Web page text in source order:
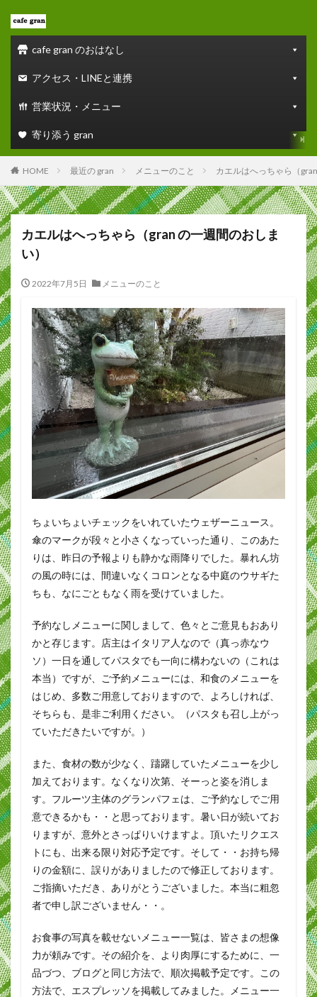
cafe gran のおはなし
アクセス・LINEと連携
営業状況・メニュー
寄り添う gran
HOME 最近の gran メニューのこと カエルはへっちゃら（
カエルはへっちゃら（gran の一週間のおしま
い）
2022年7月5日 メニューのこと
ちょいちょいチェックをいれていたウェザーニュース。
傘のマークが段々と小さくなっていった通り、このあた
りは、昨日の予報よりも静かな雨降りでした。暴れん坊
の風の時には、間違いなくコロンとなる中庭のウサギた
ちも、なにごともなく雨を受けていました。
予約なしメニューに関しまして、色々とご意見もおあり
かと存じます。店主はイタリア人なので（真っ赤なウ
ソ）一日を通してパスタでも一向に構わないの（これは
本当）ですが、ご予約メニューには、和食のメニューを
はじめ、多数ご用意しておりますので、よろしければ、
そちらも、是非ご利用ください。（パスタも召し上がっ
ていただきたいですが。）
また、食材の数が少なく、躊躇していたメニューを少し
加えております。なくなり次第、そーっと姿を消しま
す。フルーツ主体のグランパフェは、ご予約なしでご用
意できるかも・・と思っております。暑い日が続いてお
りますが、意外とさっぱりいけますよ。頂いたリクエス
トにも、出来る限り対応予定です。そして・・お持ち帰
りの金額に、誤りがありましたので修正しております。
ご指摘いただき、ありがとうございました。本当に粗忽
者で申し訳ございません・・。
お食事の写真を載せないメニュー一覧は、皆さまの想像
力が頼みです。その紹介を、より肉厚にするために、一
品づつ、ブログと同じ方法で、順次掲載予定です。この
方法で、エスプレッソを掲載してみました。メニュー一